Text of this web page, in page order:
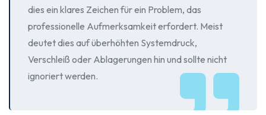
dies ein klares Zeichen für ein Problem, das
professionelle Aufmerksamkeit erfordert. Meist
deutet dies auf überhöhten Systemdruck,
Verschleiß oder Ablagerungen hin und sollte nicht
ignoriert werden.